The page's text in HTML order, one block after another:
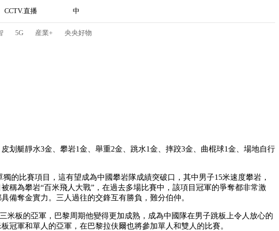
CCTV.直播 中
5G 産業+ 央央好物
網球 綜合體育 亞冬會
划艇靜水3金、攀岩1金、舉重2金、跳水1金、摔跤3金、曲棍球1金、場地自行
的比賽項目，這有望成為中國攀岩隊成績突破口，其中男子15米速度攀岩，
稱為攀岩“百米飛人大戰”，在過去多場比賽中，該項目冠軍的爭奪都非常激
備奪金實力。三人過往的交鋒互有勝負，難分伯仲。
米板的亞軍，巴黎周期他變得更加成熟，成為中國隊在男子跳板上令人放心的
冠軍和單人的亞軍，在巴黎拉伕爾也將參加單人和雙人的比賽。